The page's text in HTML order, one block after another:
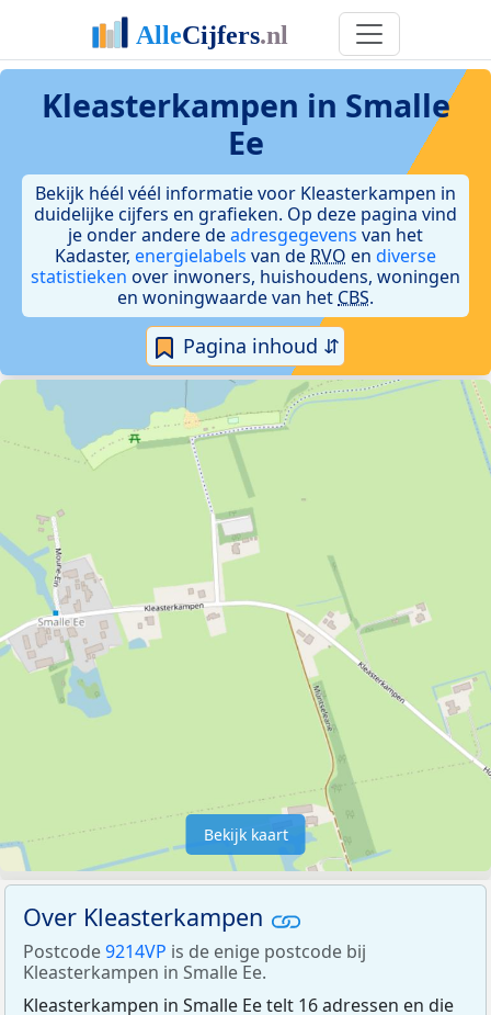
Kleasterkampen in Smalle
Ee
Bekijk héél véél informatie voor Kleasterkampen in
duidelijke cijfers en grafieken. Op deze pagina vind
je onder andere deadresgegevens van het
Kadaster, energielabels van de RVO en diverse
statistieken over inwoners, huishoudens, woningen
en woningwaarde van het CBS.
Pagina inhoud ⇵
Bekijk kaart
Over Kleasterkampen
Postcode9214VP is de enige postcode bij
Kleasterkampen in Smalle Ee.
Kleasterkampen in Smalle Ee telt 16 adressen en die